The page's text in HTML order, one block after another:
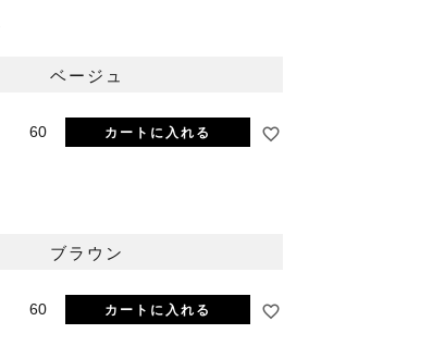
ベージュ
60 カートに入れる
ブラウン
60 カートに入れる